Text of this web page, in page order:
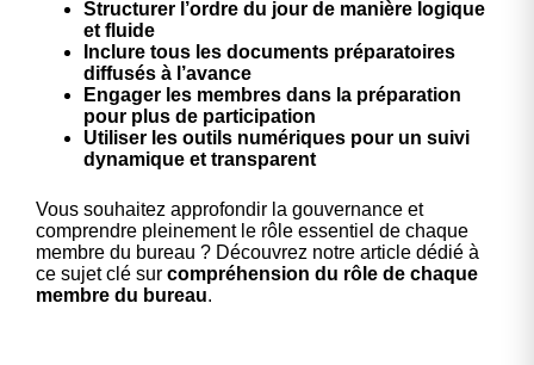
Structurer l’ordre du jour de manière logique
et fluide
Inclure tous les documents préparatoires
diffusés à l’avance
Engager les membres dans la préparation
pour plus de participation
Utiliser les outils numériques pour un suivi
dynamique et transparent
Vous souhaitez approfondir la gouvernance et
comprendre pleinement le rôle essentiel de chaque
membre du bureau ? Découvrez notre article dédié à
ce sujet clé sur compréhension du rôle de chaque
membre du bureau.